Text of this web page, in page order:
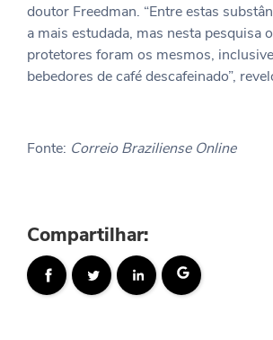
doutor Freedman. “Entre estas
a mais estudada, mas nesta pesquisa
protetores foram os mesmos,
bebedores de café descafeinado”,
Fonte: Correio Braziliense Online
Compartilhar: